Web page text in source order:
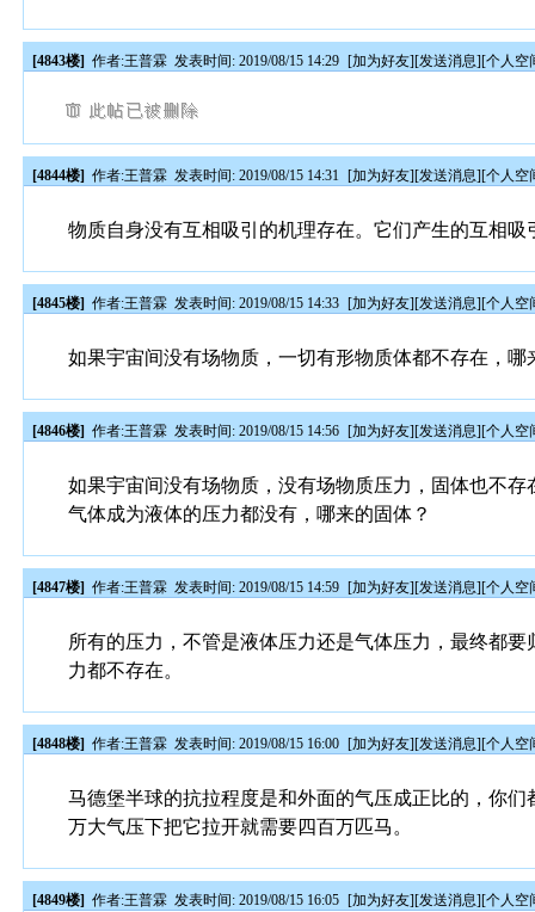
[4843楼] 作者:王普霖 发表时间: 2019/08/15 14:29 [加为好友][发送消息][个人空
[4844楼] 作者:王普霖 发表时间: 2019/08/15 14:31 [加为好友][发送消息][个人空
物质自身没有互相吸引的机理存在。它们产生的互相
[4845楼] 作者:王普霖 发表时间: 2019/08/15 14:33 [加为好友][发送消息][个人空
如果宇宙间没有场物质，一切有形物质体都不存在，哪
[4846楼] 作者:王普霖 发表时间: 2019/08/15 14:56 [加为好友][发送消息][个人空
如果宇宙间没有场物质，没有场物质压力，固体也不
气体成为液体的压力都没有，哪来的固体？
[4847楼] 作者:王普霖 发表时间: 2019/08/15 14:59 [加为好友][发送消息][个人空
所有的压力，不管是液体压力还是气体压力，最终都
力都不存在。
[4848楼] 作者:王普霖 发表时间: 2019/08/15 16:00 [加为好友][发送消息][个人空
马德堡半球的抗拉程度是和外面的气压成正比的，你
万大气压下把它拉开就需要四百万匹马。
[4849楼] 作者:王普霖 发表时间: 2019/08/15 16:05 [加为好友][发送消息][个人空